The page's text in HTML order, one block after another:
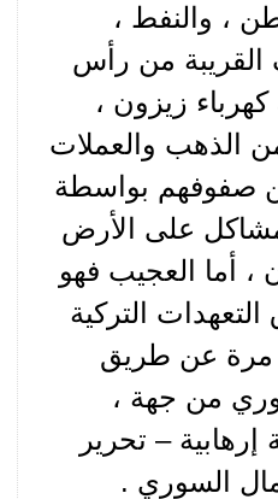
، والنفط ،
القريبة من رأس
زيزون ،
الذهب والعملات
صفوفهم بواسطة
على الأرض
، أما العجيب فهو
التركية
مرة عن طريق
من جهة ،
– تحرير
السوري .